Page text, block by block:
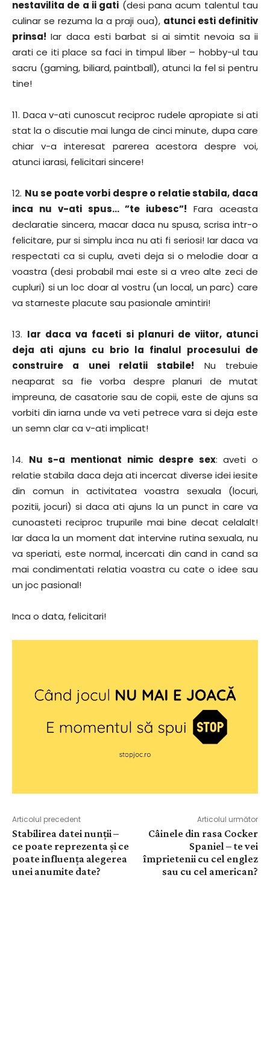
nestavilita de a ii gati (desi pana acum talentul tau
culinar se rezuma la a praji oua), atunci esti definitiv
prinsa! Iar daca esti barbat si ai simtit nevoia sa ii
arati ce iti place sa faci in timpul liber – hobby-ul tau
sacru (gaming, biliard, paintball), atunci la fel si pentru
tine!
11. Daca v-ati cunoscut reciproc rudele apropiate si ati
stat la o discutie mai lunga de cinci minute, dupa care
chiar v-a interesat parerea acestora despre voi,
atunci iarasi, felicitari sincere!
12. Nu se poate vorbi despre o relatie stabila, daca
inca nu v-ati spus… ”te iubesc”! Fara aceasta
declaratie sincera, macar daca nu spusa, scrisa intr-o
felicitare, pur si simplu inca nu ati fi seriosi! Iar daca va
respectati ca si cuplu, aveti deja si o melodie doar a
voastra (desi probabil mai este si a vreo alte zeci de
cupluri) si un loc doar al vostru (un local, un parc) care
va starneste placute sau pasionale amintiri!
13. Iar daca va faceti si planuri de viitor, atunci
deja ati ajuns cu brio la finalul procesului de
construire a unei relatii stabile! Nu trebuie
neaparat sa fie vorba despre planuri de mutat
impreuna, de casatorie sau de copii, este de ajuns sa
vorbiti din iarna unde va veti petrece vara si deja este
un semn clar ca v-ati implicat!
14. Nu s-a mentionat nimic despre sex: aveti o
relatie stabila daca deja ati incercat diverse idei iesite
din comun in activitatea voastra sexuala (locuri,
pozitii, jocuri) si daca ati ajuns la un punct in care va
cunoasteti reciproc trupurile mai bine decat celalalt!
Iar daca la un moment dat intervine rutina sexuala, nu
va speriati, este normal, incercati din cand in cand sa
mai condimentati relatia voastra cu cate o idee sau
un joc pasional!
Inca o data, felicitari!
Articolul precedent
Stabilirea datei nunții –
ce poate reprezenta și ce
poate influența alegerea
unei anumite date?
Articolul următor
Câinele din rasa Cocker
Spaniel – te vei
împrietenii cu cel englez
sau cu cel american?